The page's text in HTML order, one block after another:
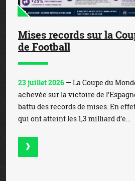
Mises records sur la
de Football
23 juillet 2026 — La Coupe du
achevée sur la victoire de
battu des records de mises. En
qui ont atteint les 1,3 milliard d’e...